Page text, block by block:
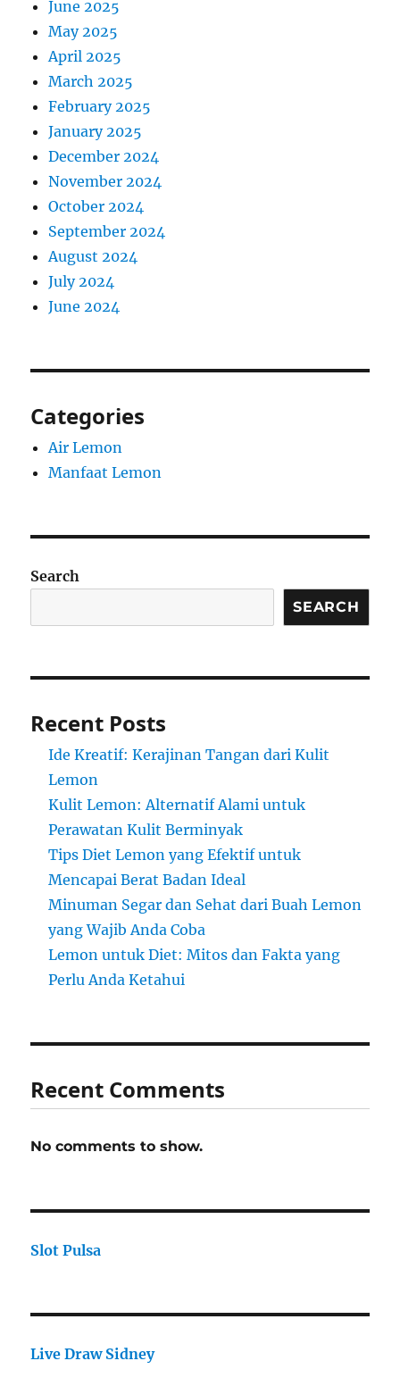
June 2025
May 2025
April 2025
March 2025
February 2025
January 2025
December 2024
November 2024
October 2024
September 2024
August 2024
July 2024
June 2024
Categories
Air Lemon
Manfaat Lemon
Search
SEARCH
Recent Posts
Ide Kreatif: Kerajinan Tangan dari Kulit
Lemon
Kulit Lemon: Alternatif Alami untuk
Perawatan Kulit Berminyak
Tips Diet Lemon yang Efektif untuk
Mencapai Berat Badan Ideal
Minuman Segar dan Sehat dari Buah Lemon
yang Wajib Anda Coba
Lemon untuk Diet: Mitos dan Fakta yang
Perlu Anda Ketahui
Recent Comments
No comments to show.
Slot Pulsa
Live Draw Sidney